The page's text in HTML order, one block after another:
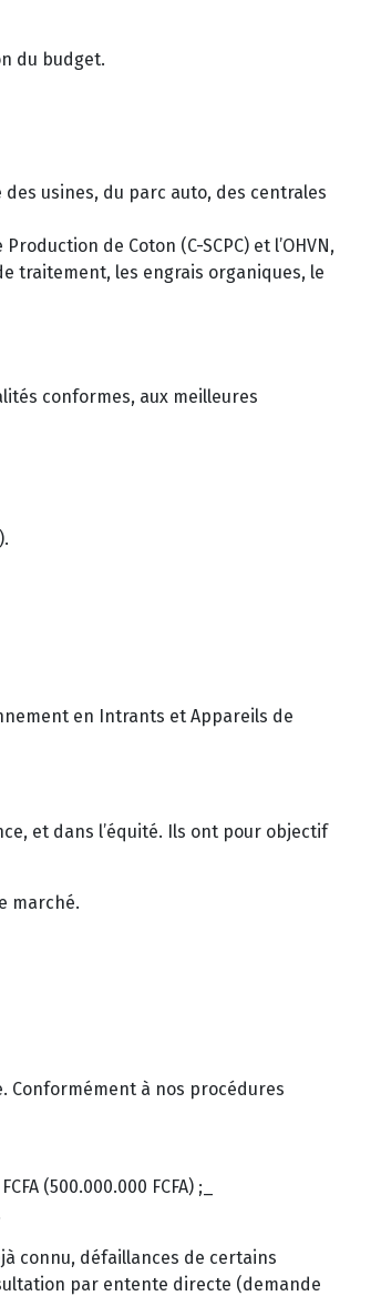
du budget.
usines, du parc auto, des centrales
de Coton (C-SCPC) et l’OHVN,
traitement, les engrais organiques, le
conformes, aux meilleures
en Intrants et Appareils de
et dans l’équité. Ils ont pour objectif
marché.
Conformément à nos procédures
(500.000.000 FCFA) ;_
connu, défaillances de certains
par entente directe (demande